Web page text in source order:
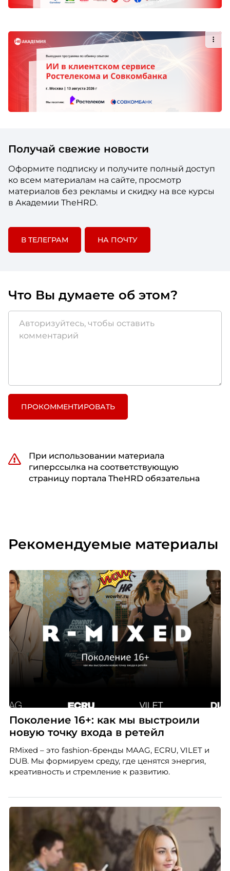
Получай свежие новости
Оформите подписку и получите полный доступ
ко всем материалам на сайте, просмотр
материалов без рекламы и скидку на все курсы
в Академии TheHRD.
В ТЕЛЕГРАМ НА ПОЧТУ
Что Вы думаете об этом?
ПРОКОММЕНТИРОВАТЬ
При использовании материала
гиперссылка на соответствующую
страницу портала TheHRD обязательна
Рекомендуемые материалы
Поколение 16+: как мы выстроили
новую точку входа в ретейл
RMixed – это fashion-бренды MAAG, ECRU, VILET и
DUB. Мы формируем среду, где ценятся энергия,
креативность и стремление к развитию.